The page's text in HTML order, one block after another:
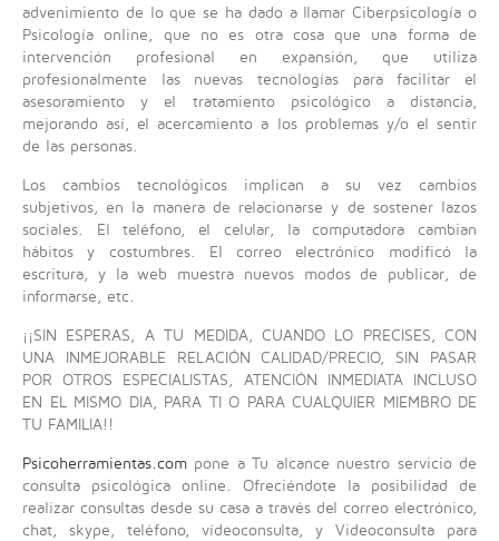
advenimiento de lo que se ha dado a llamar Ciberpsicología o
Psicología online, que no es otra cosa que una forma de
intervención profesional en expansión, que utiliza
profesionalmente las nuevas tecnologías para facilitar el
asesoramiento y el tratamiento psicológico a distancia,
mejorando así, el acercamiento a los problemas y/o el sentir
de las personas.
Los cambios tecnológicos implican a su vez cambios
subjetivos, en la manera de relacionarse y de sostener lazos
sociales. El teléfono, el celular, la computadora cambian
hábitos y costumbres. El correo electrónico modificó la
escritura, y la web muestra nuevos modos de publicar, de
informarse, etc.
¡¡SIN ESPERAS, A TU MEDIDA, CUANDO LO PRECISES, CON
UNA INMEJORABLE RELACIÓN CALIDAD/PRECIO, SIN PASAR
POR OTROS ESPECIALISTAS, ATENCIÓN INMEDIATA INCLUSO
EN EL MISMO DIA, PARA TI O PARA CUALQUIER MIEMBRO DE
TU FAMILIA!!
Psicoherramientas.com pone a Tu alcance nuestro servicio de
consulta psicológica online. Ofreciéndote la posibilidad de
realizar consultas desde su casa a través del correo electrónico,
chat, skype, teléfono, vídeoconsulta, y Videoconsulta para